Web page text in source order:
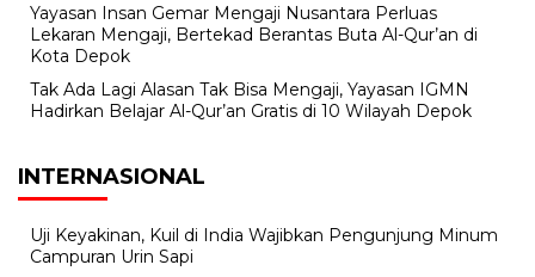
Yayasan Insan Gemar Mengaji Nusantara Perluas
Lekaran Mengaji, Bertekad Berantas Buta Al-Qur’an di
Kota Depok
Tak Ada Lagi Alasan Tak Bisa Mengaji, Yayasan IGMN
Hadirkan Belajar Al-Qur’an Gratis di 10 Wilayah Depok
INTERNASIONAL
Uji Keyakinan, Kuil di India Wajibkan Pengunjung Minum
Campuran Urin Sapi